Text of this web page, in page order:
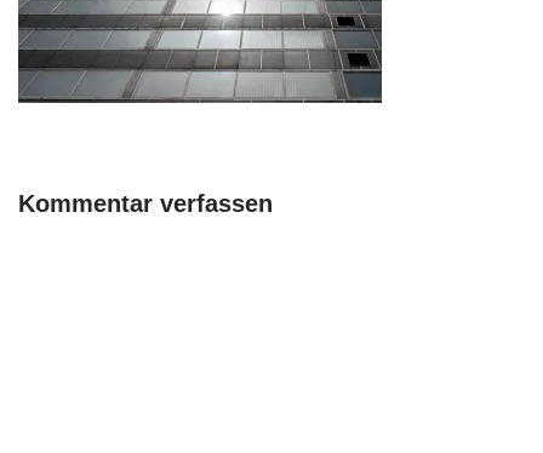
Kommentar verfassen